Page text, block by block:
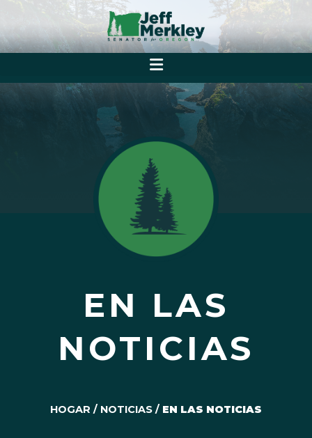
EN LAS
NOTICIAS
HOGAR / NOTICIAS / EN LAS NOTICIAS